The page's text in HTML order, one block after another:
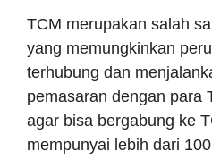
TCM merupakan salah
yang memungkinkan
terhubung dan
pemasaran dengan para
agar bisa bergabung ke
mempunyai lebih dari